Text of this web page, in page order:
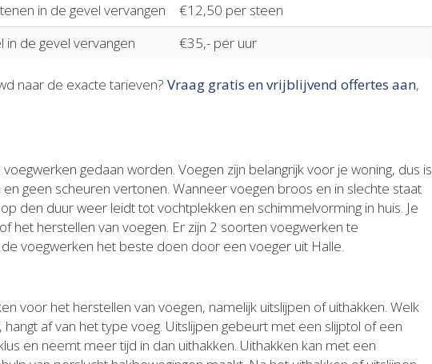
in de gevel vervangen
€12,50 per steen
in de gevel vervangen €35,- per uur
naar de exacte tarieven? Vraag gratis en vrijblijvend offertes aan,
gedaan worden. Voegen zijn belangrijk voor je woning, dus is
geen scheuren vertonen. Wanneer voegen broos en in slechte staat
den duur weer leidt tot vochtplekken en schimmelvorming in huis. Je
het herstellen van voegen. Er zijn 2 soorten voegwerken te
voegwerken het beste doen door een voeger uit Halle.
voor het herstellen van voegen, namelijk uitslijpen of uithakken. Welk
af van het type voeg. Uitslijpen gebeurt met een slijptol of een
en neemt meer tijd in dan uithakken. Uithakken kan met een